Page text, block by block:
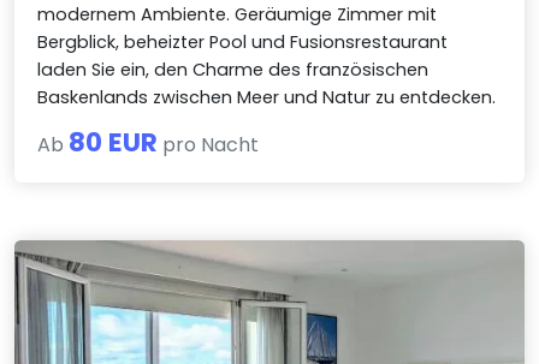
modernem Ambiente. Geräumige Zimmer mit
Bergblick, beheizter Pool und Fusionsrestaurant
laden Sie ein, den Charme des französischen
Baskenlands zwischen Meer und Natur zu entdecken.
Ab 80 EUR pro Nacht